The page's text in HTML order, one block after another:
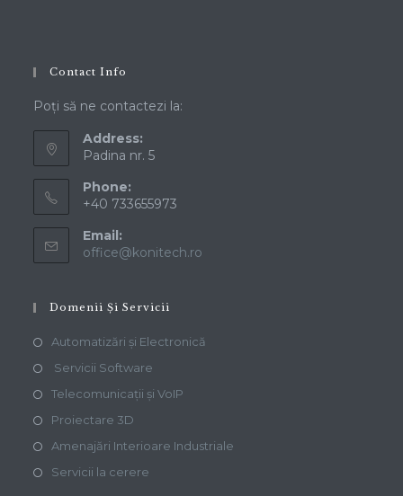
Contact Info
Poți să ne contactezi la:
Padina nr. 5
Phone:
Email:
office@konitech.ro